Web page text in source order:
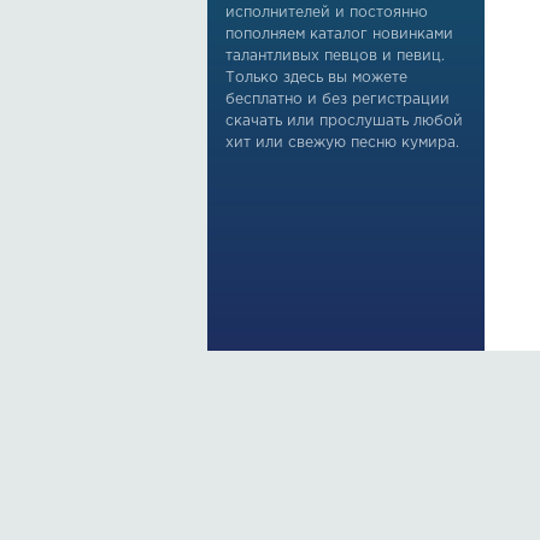
исполнителей и постоянно
пополняем каталог новинками
талантливых певцов и певиц.
Только здесь вы можете
бесплатно и без регистрации
скачать или прослушать любой
хит или свежую песню кумира.